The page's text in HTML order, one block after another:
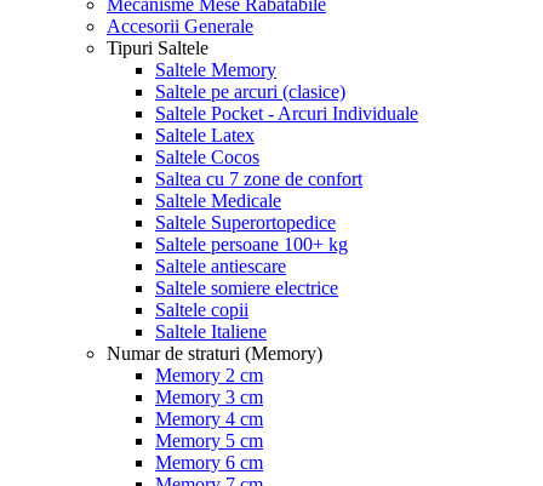
Accesorii Generale
Tipuri Saltele
Saltele Memory
Saltele pe arcuri (clasice)
Saltele Pocket - Arcuri Individuale
Saltele Latex
Saltele Cocos
Saltea cu 7 zone de confort
Saltele Medicale
Saltele Superortopedice
Saltele persoane 100+ kg
Saltele antiescare
Saltele somiere electrice
Saltele copii
Saltele Italiene
Numar de straturi (Memory)
Memory 2 cm
Memory 3 cm
Memory 4 cm
Memory 5 cm
Memory 6 cm